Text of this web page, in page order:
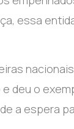
essa
deu o
a espera